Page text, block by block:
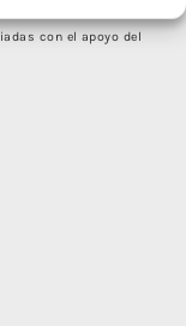
con el apoyo del